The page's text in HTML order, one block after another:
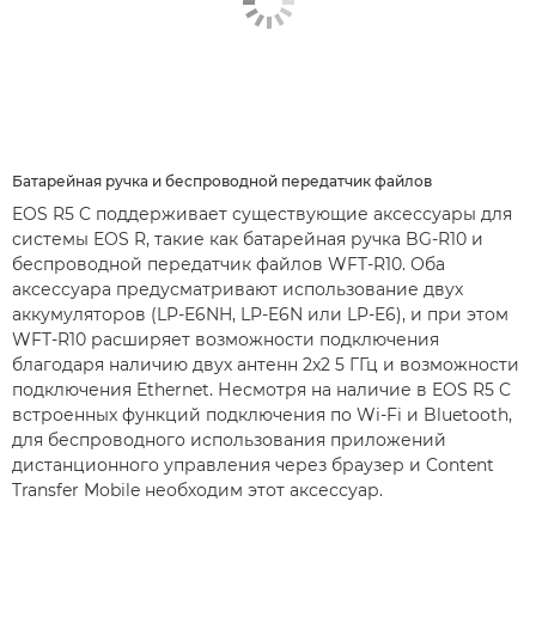
Батарейная ручка и беспроводной передатчик файлов
EOS R5 C поддерживает существующие аксессуары для
системы EOS R, такие как батарейная ручка BG-R10 и
беспроводной передатчик файлов WFT-R10. Оба
аксессуара предусматривают использование двух
аккумуляторов (LP-E6NH, LP-E6N или LP-E6), и при этом
WFT-R10 расширяет возможности подключения
благодаря наличию двух антенн 2x2 5 ГГц и возможности
подключения Ethernet. Несмотря на наличие в EOS R5 C
встроенных функций подключения по Wi-Fi и Bluetooth,
для беспроводного использования приложений
дистанционного управления через браузер и Content
Transfer Mobile необходим этот аксессуар.